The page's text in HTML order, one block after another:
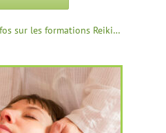
sur les formations Reiki…